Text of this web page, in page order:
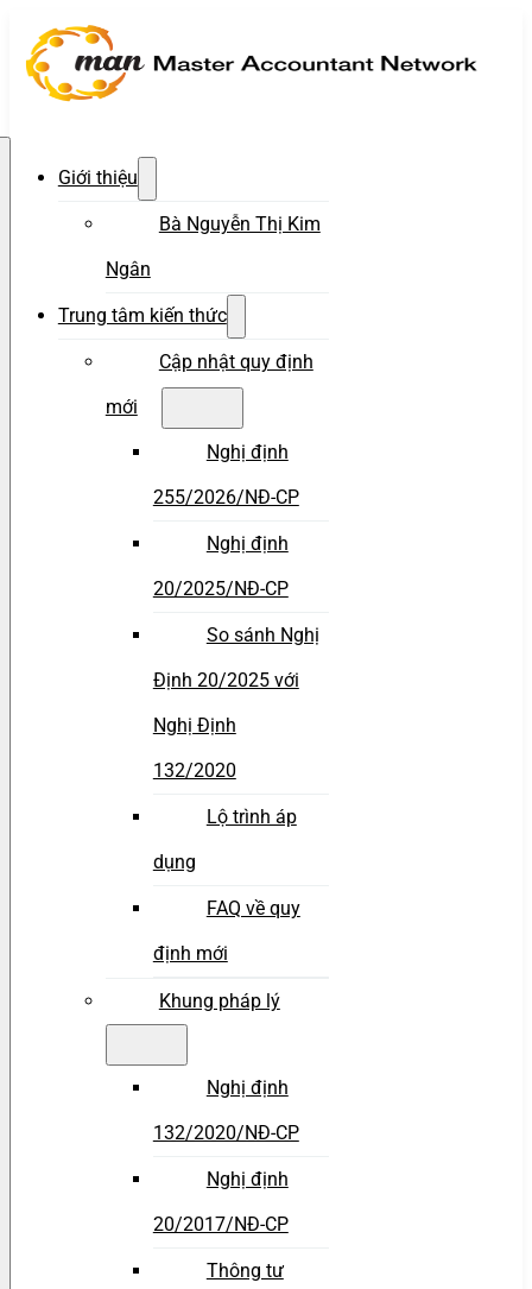
Giới thiệu
Bà Nguyễn Thị Kim
Ngân
Trung tâm kiến thức
Cập nhật quy định
mới
Nghị định
255/2026/NĐ-CP
Nghị định
20/2025/NĐ-CP
So sánh Nghị
Định 20/2025 với
Nghị Định
132/2020
Lộ trình áp
dụng
FAQ về quy
định mới
Khung pháp lý
Nghị định
132/2020/NĐ-CP
Nghị định
20/2017/NĐ-CP
Thông tư